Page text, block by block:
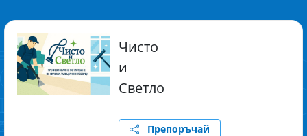
Чисто
и
Светло
Препоръчай